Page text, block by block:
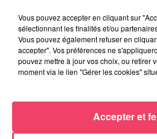
JOURNAL ANJOU MIDI 06/08/26
Vous pouvez accepter en cliquant sur
sélectionnant les finalités et/ou
Vous pouvez également refuser en
accepter". Vos préférences ne
pouvez mettre à jour vos choix, ou retirer
moment via le lien "Gérer les cookies"
Accepter et